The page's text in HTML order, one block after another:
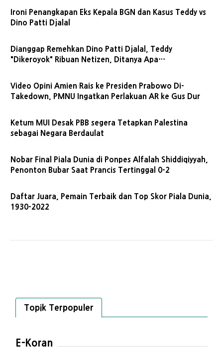
Ironi Penangkapan Eks Kepala BGN dan Kasus Teddy vs
Dino Patti Djalal
Dianggap Remehkan Dino Patti Djalal, Teddy
"Dikeroyok" Ribuan Netizen, Ditanya Apa
Video Opini Amien Rais ke Presiden Prabowo Di-
Takedown, PMNU Ingatkan Perlakuan AR ke Gus Dur
Ketum MUI Desak PBB segera Tetapkan Palestina
sebagai Negara Berdaulat
Nobar Final Piala Dunia di Ponpes Alfalah Shiddiqiyyah,
Penonton Bubar Saat Prancis Tertinggal 0-2
Daftar Juara, Pemain Terbaik dan Top Skor Piala Dunia,
1930-2022
Topik Terpopuler
E-Koran